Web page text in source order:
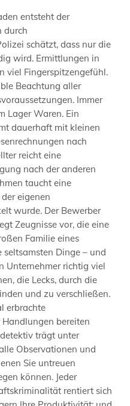
entsteht der
durch
schätzt, dass nur die
wird. Ermittlungen in
viel Fingerspitzengefühl.
Beachtung aller
Immer
Lager Waren. Ein
dauerhaft mit kleinen
nach
reicht eine
nach der anderen
taucht eine
eigenen
wurde. Der Bewerber
Zeugnisse vor, die eine
Familie eines
seltsamsten Dinge – und
Unternehmer richtig viel
die Lecks, durch die
und zu verschließen.
erbrachte
bereiten
trägt unter
Observationen und
Sie untreuen
können. Jeder
rentiert sich